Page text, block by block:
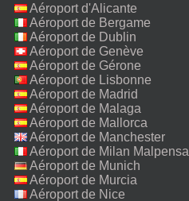
Aéroport d'Alicante
Aéroport de Bergame
Aéroport de Dublin
Aéroport de Genève
Aéroport de Gérone
Aéroport de Lisbonne
Aéroport de Madrid
Aéroport de Malaga
Aéroport de Mallorca
Aéroport de Manchester
Aéroport de Milan Malpensa
Aéroport de Munich
Aéroport de Murcia
Aéroport de Nice